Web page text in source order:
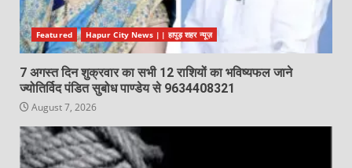
Featured Hapur City News || हापुड़ शहर न्यूज़
7 अगस्त दिन शुक्रवार का सभी 12 राशियों का भविष्यफल जाने
ज्योतिर्विद पंडित सुबोध पाण्डेय से 9634408321
August 7, 2026